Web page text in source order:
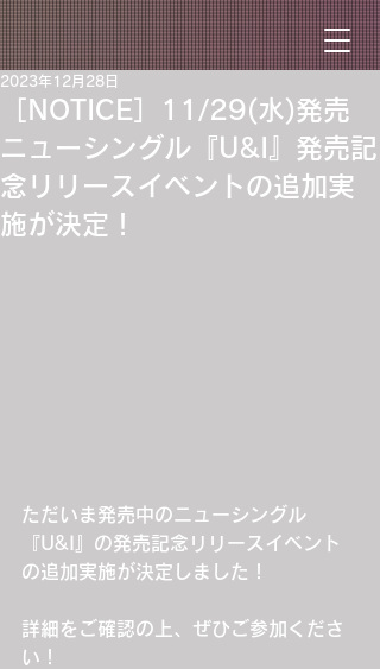
［NOTICE］11/29(水)発売
ニューシングル『U&I』発売記
念リリースイベントの追加実
施が決定！
2023年12月28日
ただいま発売中のニューシングル
『U&I』の発売記念リリースイベント
の追加実施が決定しました！
詳細をご確認の上、ぜひご参加くださ
い！